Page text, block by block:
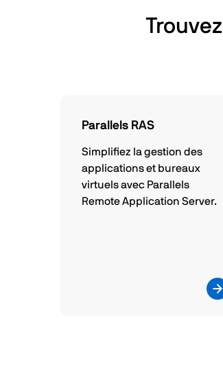
Parallels RAS
Simplifiez la gestion des
applications et bureaux
virtuels avec Parallels
Remote Application Server.